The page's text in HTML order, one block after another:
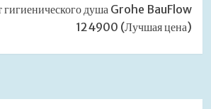
гигиенического душа Grohe BauFlow
124900 (Лучшая цена)